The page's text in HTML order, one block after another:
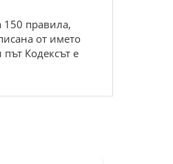
150 правила,
от името
Кодексът е